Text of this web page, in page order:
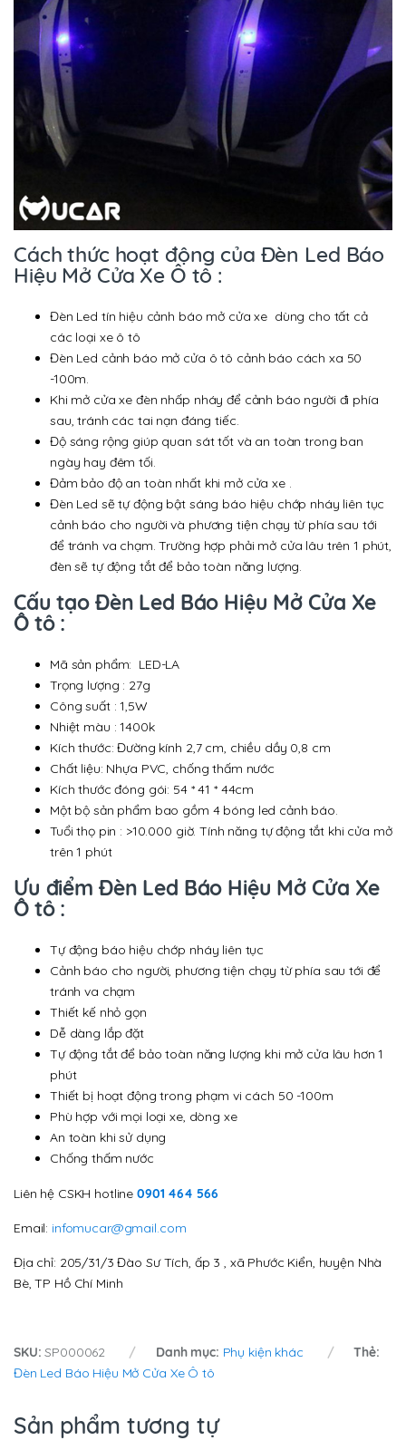
Cách thức hoạt động của Đèn Led Báo
Hiệu Mở Cửa Xe Ô tô :
Đèn Led tín hiệu cảnh báo mở cửa xe dùng cho tất cả
các loại xe ô tô
Đèn Led cảnh báo mở cửa ô tô cảnh báo cách xa 50
-100m.
Khi mở cửa xe đèn nhấp nháy để cảnh báo người đi phía
sau, tránh các tai nạn đáng tiếc.
Độ sáng rộng giúp quan sát tốt và an toàn trong ban
ngày hay đêm tối.
Đảm bảo độ an toàn nhất khi mở cửa xe .
Đèn Led sẽ tự động bật sáng báo hiệu chớp nháy liên tục
cảnh báo cho người và phương tiện chạy từ phía sau tới
để tránh va chạm. Trường hợp phải mở cửa lâu trên 1 phút,
đèn sẽ tự động tắt để bảo toàn năng lượng.
Cấu tạo Đèn Led Báo Hiệu Mở Cửa Xe
Ô tô :
Mã sản phẩm: LED-LA
Trọng lượng : 27g
Công suất : 1,5W
Nhiệt màu : 1400k
Kích thước: Đường kính 2,7 cm, chiều dầy 0,8 cm
Chất liệu: Nhựa PVC, chống thấm nước
Kích thước đóng gói: 54 * 41 * 44cm
Một bộ sản phẩm bao gồm 4 bóng led cảnh báo.
Tuổi thọ pin : >10.000 giờ. Tính năng tự động tắt khi cửa mở
trên 1 phút
Ưu điểm Đèn Led Báo Hiệu Mở Cửa Xe
Ô tô :
Tự động báo hiệu chớp nháy liên tục
Cảnh báo cho người, phương tiện chạy từ phía sau tới để
tránh va chạm
Thiết kế nhỏ gọn
Dễ dàng lắp đặt
Tự động tắt để bảo toàn năng lượng khi mở cửa lâu hơn 1
phút
Thiết bị hoạt động trong phạm vi cách 50 -100m
Phù hợp với mọi loại xe, dòng xe
An toàn khi sử dụng
Chống thấm nước
Liên hệ CSKH hotline0901 464 566
Email: infomucar@gmail.com
Địa chỉ: 205/31/3 Đào Sư Tích, ấp 3 , xã Phước Kiển, huyện Nhà
Bè, TP Hồ Chí Minh
SKU:SP000062 Danh mục: Phụ kiện khác
Thẻ:
Đèn Led Báo Hiệu Mở Cửa Xe Ô tô
Sản phẩm tương tự